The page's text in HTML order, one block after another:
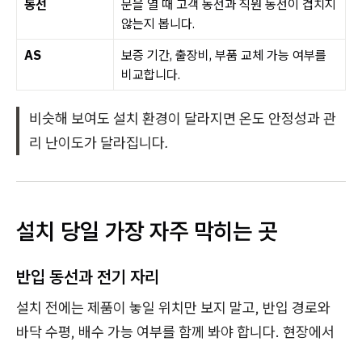
동선
문을 열 때 고객 동선과 직원 동선이 겹치지
않는지 봅니다.
AS
보증 기간, 출장비, 부품 교체 가능 여부를
비교합니다.
비슷해 보여도 설치 환경이 달라지면 온도 안정성과 관
리 난이도가 달라집니다.
설치 당일 가장 자주 막히는 곳
반입 동선과 전기 자리
설치 전에는 제품이 놓일 위치만 보지 말고, 반입 경로와
바닥 수평, 배수 가능 여부를 함께 봐야 합니다. 현장에서